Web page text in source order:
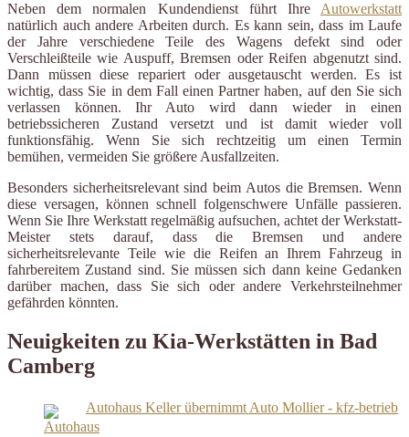
Neben dem normalen Kundendienst führt Ihre Autowerkstatt
natürlich auch andere Arbeiten durch. Es kann sein, dass im Laufe
der Jahre verschiedene Teile des Wagens defekt sind oder
Verschleißteile wie Auspuff, Bremsen oder Reifen abgenutzt sind.
Dann müssen diese repariert oder ausgetauscht werden. Es ist
wichtig, dass Sie in dem Fall einen Partner haben, auf den Sie sich
verlassen können. Ihr Auto wird dann wieder in einen
betriebssicheren Zustand versetzt und ist damit wieder voll
funktionsfähig. Wenn Sie sich rechtzeitig um einen Termin
bemühen, vermeiden Sie größere Ausfallzeiten.
Besonders sicherheitsrelevant sind beim Autos die Bremsen. Wenn
diese versagen, können schnell folgenschwere Unfälle passieren.
Wenn Sie Ihre Werkstatt regelmäßig aufsuchen, achtet der Werkstatt-
Meister stets darauf, dass die Bremsen und andere
sicherheitsrelevante Teile wie die Reifen an Ihrem Fahrzeug in
fahrbereitem Zustand sind. Sie müssen sich dann keine Gedanken
darüber machen, dass Sie sich oder andere Verkehrsteilnehmer
gefährden könnten.
Neuigkeiten zu Kia-Werkstätten in Bad
Camberg
Autohaus Keller übernimmt Auto Mollier - kfz-betrieb